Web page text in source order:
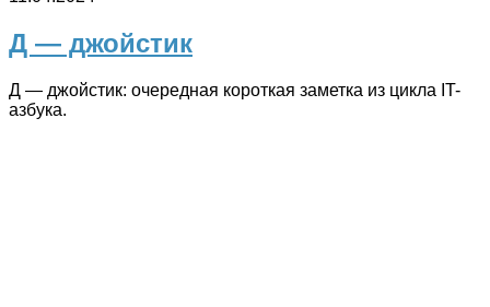
Д — джойстик
Д — джойстик: очередная короткая заметка из цикла IT-
азбука.